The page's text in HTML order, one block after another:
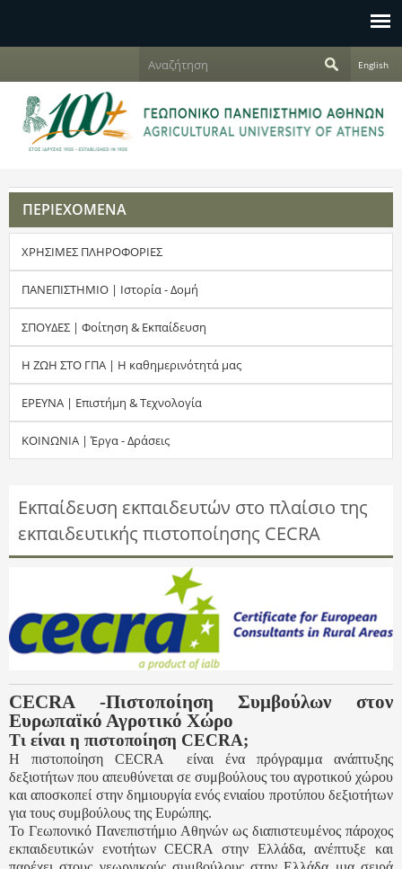
Φ
ό
μ
α
α
ν
α
ζ
ή
τ
σ
η
ζ
ή
τ
η
English
ΠΕΡΙΕΧΟΜΕΝΑ
ΧΡΗΣΙΜΕΣ ΠΛΗΡΟΦΟΡΙΕΣ
ΠΑΝΕΠΙΣΤΗΜΙΟ | Ιστορία - Δομή
ΣΠΟΥΔΕΣ | Φοίτηση & Εκπαίδευση
Η ΖΩΗ ΣΤΟ ΓΠΑ | Η καθημερινότητά μας
ΕΡΕΥΝΑ | Επιστήμη & Τεχνολογία
ΚΟΙΝΩΝΙΑ | Έργα - Δράσεις
Εκπαίδευση εκπαιδευτών στο πλαίσιο της
εκπαιδευτικής πιστοποίησης CECRA
CECRA
-Πιστοποίηση Συμβούλων στον
Ευρωπαϊκό Αγροτικό Χώρο
Τι είναι η πιστοποίηση CECRA;
Η πιστοποίηση CECRA είναι ένα πρόγραμμα ανάπτυξης
δεξιοτήτων που απευθύνεται σε συμβούλους του αγροτικού χώρου
και αποσκοπεί στην δημιουργία ενός ενιαίου προτύπου δεξιοτήτων
για τους συμβούλους της Ευρώπης.
Το Γεωπονικό Πανεπιστήμιο Αθηνών ως διαπιστευμένος πάροχος
εκπαιδευτικών ενοτήτων CECRA στην Ελλάδα, ανέπτυξε και